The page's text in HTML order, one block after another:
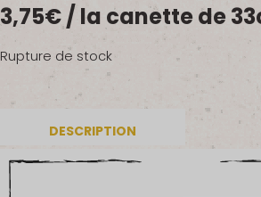
NOS PRODUCTEURS
NOS MARCHÉS
3,75€/ la canette de
Rupture de stock
DESCRIPTION